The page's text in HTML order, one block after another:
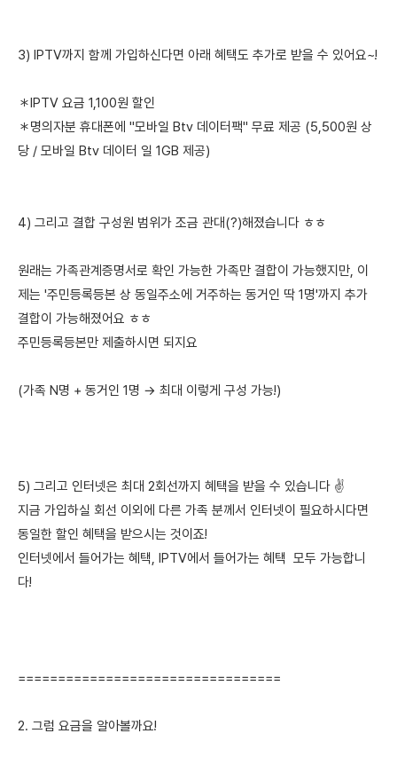
3) IPTV까지 함께 가입하신다면 아래 혜택도 추가로 받을 수 있어요~!
＊IPTV 요금 1,100원 할인
＊명의자분 휴대폰에 "모바일 Btv 데이터팩" 무료 제공 (5,500원 상
당 / 모바일 Btv 데이터 일 1GB 제공)
4) 그리고 결합 구성원 범위가 조금 관대(?)해졌습니다 ㅎㅎ
원래는 가족관계증명서로 확인 가능한 가족만 결합이 가능했지만, 이
제는 '주민등록등본 상 동일주소에 거주하는 동거인 딱 1명'까지 추가
결합이 가능해졌어요 ㅎㅎ
주민등록등본만 제출하시면 되지요
(가족 N명 + 동거인 1명 → 최대 이렇게 구성 가능!)
5) 그리고 인터넷은 최대 2회선까지 혜택을 받을 수 있습니다 ✌️
지금 가입하실 회선 이외에 다른 가족 분께서 인터넷이 필요하시다면
동일한 할인 혜택을 받으시는 것이죠!
인터넷에서 들어가는 혜택, IPTV에서 들어가는 혜택 모두 가능합니
다!
=================================
2. 그럼 요금을 알아볼까요!